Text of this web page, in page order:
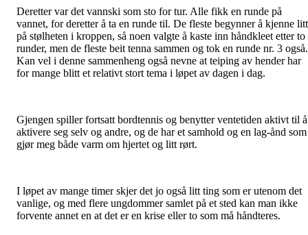
Deretter var det vannski som sto for tur. Alle fikk en runde på
vannet, for deretter å ta en runde til. De fleste begynner å kjenne litt
på stølheten i kroppen, så noen valgte å kaste inn håndkleet etter to
runder, men de fleste beit tenna sammen og tok en runde nr. 3 også.
Kan vel i denne sammenheng også nevne at teiping av hender har
for mange blitt et relativt stort tema i løpet av dagen i dag.
Gjengen spiller fortsatt bordtennis og benytter ventetiden aktivt til å
aktivere seg selv og andre, og de har et samhold og en lag-ånd som
gjør meg både varm om hjertet og litt rørt.
I løpet av mange timer skjer det jo også litt ting som er utenom det
vanlige, og med flere ungdommer samlet på et sted kan man ikke
forvente annet en at det er en krise eller to som må håndteres.